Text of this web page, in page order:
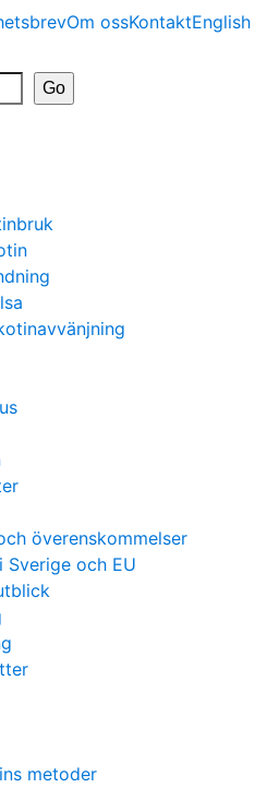
Om ossKontaktEnglish
överenskommelser
och EU
metoder